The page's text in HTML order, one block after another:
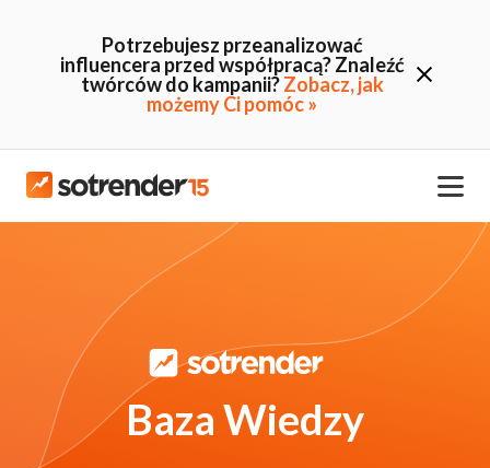
Potrzebujesz przeanalizować
influencera przed współpracą? Znaleźć
twórców do kampanii?Zobacz, jak
możemy Ci pomóc »
Baza Wiedzy